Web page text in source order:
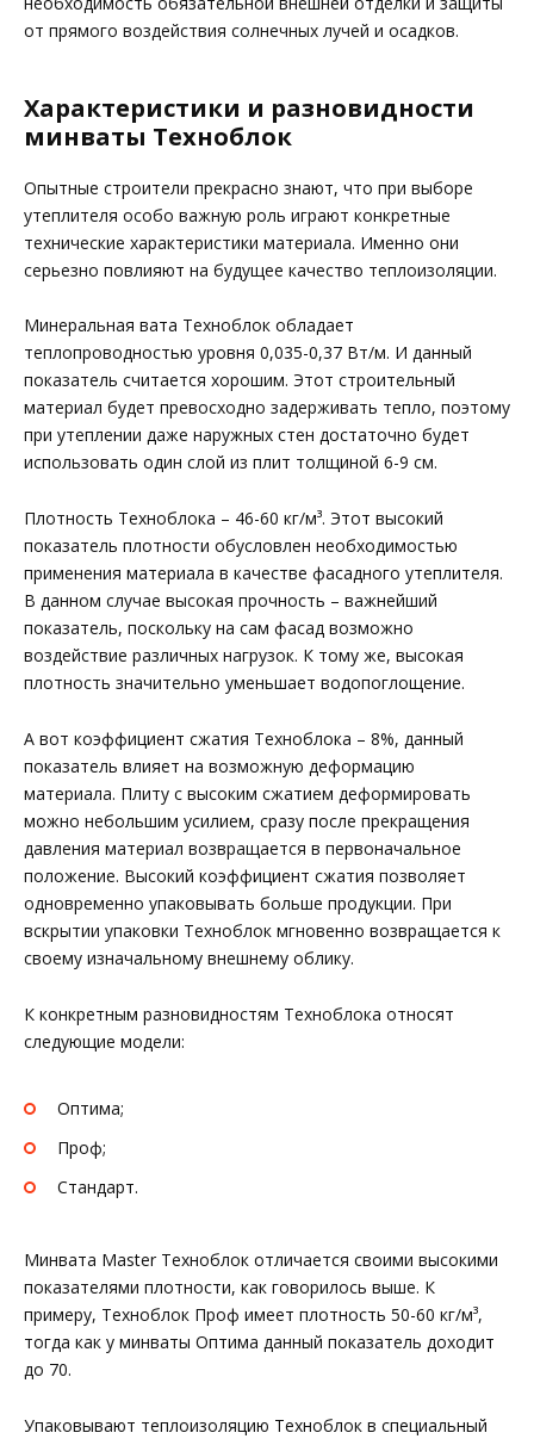
от прямого воздействия солнечных лучей и осадков.
Характеристики и разновидности
минваты Техноблок
Опытные строители прекрасно знают, что при выборе
утеплителя особо важную роль играют конкретные
технические характеристики материала. Именно они
серьезно повлияют на будущее качество теплоизоляции.
Минеральная вата Техноблок обладает
теплопроводностью уровня 0,035-0,37 Вт/м. И данный
показатель считается хорошим. Этот строительный
материал будет превосходно задерживать тепло, поэтому
при утеплении даже наружных стен достаточно будет
использовать один слой из плит толщиной 6-9 см.
Плотность Техноблока – 46-60 кг/м³. Этот высокий
показатель плотности обусловлен необходимостью
применения материала в качестве фасадного утеплителя.
В данном случае высокая прочность – важнейший
показатель, поскольку на сам фасад возможно
воздействие различных нагрузок. К тому же, высокая
плотность значительно уменьшает водопоглощение.
А вот коэффициент сжатия Техноблока – 8%, данный
показатель влияет на возможную деформацию
материала. Плиту с высоким сжатием деформировать
можно небольшим усилием, сразу после прекращения
давления материал возвращается в первоначальное
положение. Высокий коэффициент сжатия позволяет
одновременно упаковывать больше продукции. При
вскрытии упаковки Техноблок мгновенно возвращается к
своему изначальному внешнему облику.
К конкретным разновидностям Техноблока относят
следующие модели:
Оптима;
Проф;
Стандарт.
Минвата Master Техноблок отличается своими высокими
показателями плотности, как говорилось выше. К
примеру, Техноблок Проф имеет плотность 50-60 кг/м³,
тогда как у минваты Оптима данный показатель доходит
до 70.
Упаковывают теплоизоляцию Техноблок в специальный